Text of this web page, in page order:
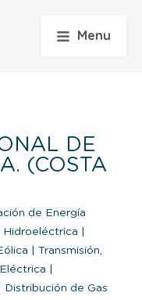
Menu
DE
(COSTA
de Energía
Hidroeléctrica
Transmisión,
Distribución de Gas